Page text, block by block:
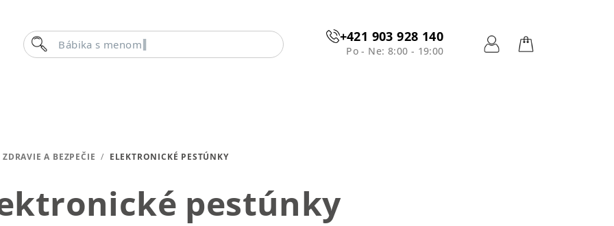
Bábika s menom
Hľadať +421 903 928 140
Po - Ne: 8:00 - 19:00
ZDRAVIE A BEZPEČIE / ELEKTRONICKÉ PESTÚNKY
pestúnky